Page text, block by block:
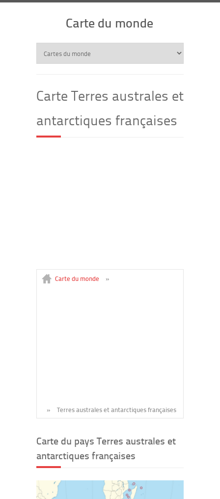
Carte du monde
Carte Terres australes et
antarctiques françaises
Carte du monde »
» Terres australes et antarctiques françaises
Carte du pays Terres australes et
antarctiques françaises